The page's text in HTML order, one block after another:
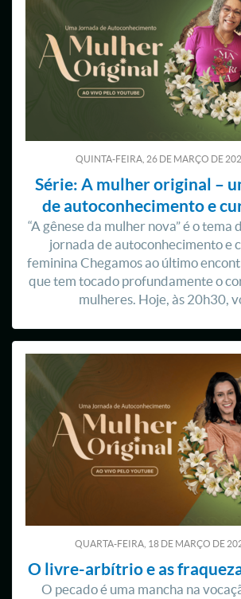
QUINTA-FEIRA, 26 DE MARÇO DE
Série: A mulher original –
de autoconhecimento e
“A gênese da mulher nova” é o tema
jornada de autoconhecimento e
feminina Chegamos ao último
que tem tocado profundamente o
mulheres. Hoje, às 20h30,
QUARTA-FEIRA, 18DEMARÇO DE
O livre-arbítrio e as
O pecado é uma mancha na